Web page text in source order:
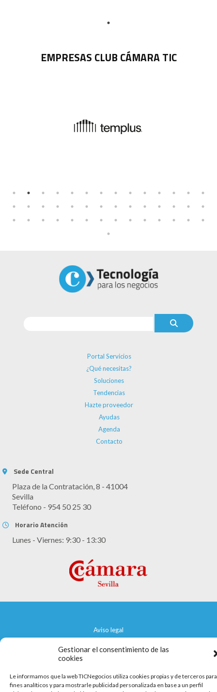
Gestionar el consentimiento de las
cookies
Le informamos que la web TICNegocios utiliza cookies propias y de terceros para
fines analíticos y para mostrarle publicidad personalizada en base a un perfil
EMPRESAS CLUB CÁMARA TIC
Portal Servicios
¿Qué necesitas?
Soluciones
Tendencias
Hazte proveedor
Ayudas
Agenda
Contacto
Sede Central
Plaza de la Contratación, 8 - 41004
Sevilla
Teléfono - 954 50 25 30
Horario Atención
Lunes - Viernes: 9:30 - 13:30
Aviso legal
Política de cookies